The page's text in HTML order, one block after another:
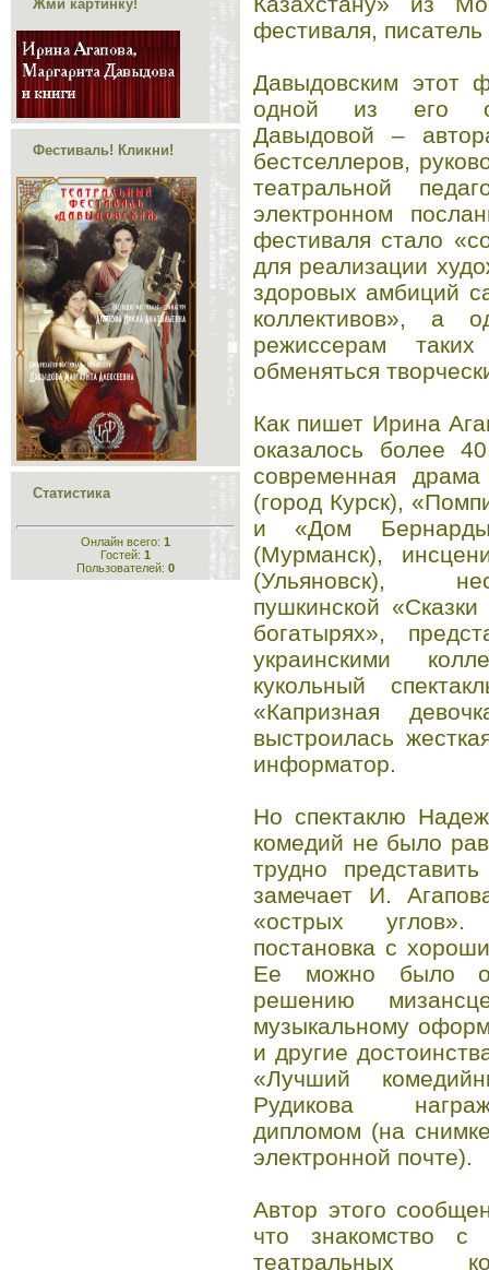
Жми картинку!
Фестиваль! Кликни!
Статистика
Онлайн всего: 1
Гостей: 1
Пользователей: 0
фестиваля,
Давыдовским этот
одной из его
Давыдовой –
бестселлеров,
театральной
электронном
фестиваля стало
для реализации
здоровых амбиций
коллективов», а
режиссерам
обменяться
Как пишет Ирина
оказалось более
современная
(город Курск),
и «Дом
(Мурманск),
(Ульяновск),
пушкинской
богатырях»,
украинскими
кукольный
«Капризная
выстроилась
информатор.
Но спектаклю
комедий не было
трудно
замечает И.
«острых углов».
постановка с
Ее можно было
решению
музыкальному
и другие
«Лучший
Рудикова
дипломом (на
электронной почте).
Автор этого
что знакомство с
театральных